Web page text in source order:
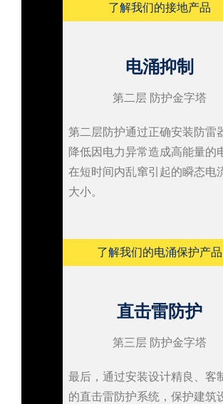
了解我们的接地产品
电涌抑制
第二层 防护金字塔
第二层防护通过正确安装防雷
降低因电力异常造成高能量的
在短时间内乱窜引起的瞬态电
大小。
了解我们的电涌保护产品
直击雷防护
第三层 防护金字塔
最后，通过安装设计精良、客
的直击雷防护系统，保护建筑